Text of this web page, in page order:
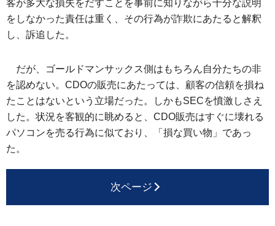
客が多大な損失をだすことを事前に知りながら十分な説明
をしなかった責任は重く、その行為が詐欺にあたると解釈
し、訴追した。
だが、ゴールドマンサックス側はもちろん自分たちの非
を認めない。CDOの販売にあたっては、顧客の信頼を損ね
たことはないという立場だった。しかもSECを憤激しさえ
した。状況を客観的に眺めると、CDO販売はすぐに壊れる
パソコンを売る行為に似ており、「損な買い物」であっ
た。
次ページ